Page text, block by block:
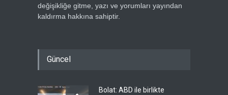
değişikliğe gitme, yazı ve yorumları yayından
kaldırma hakkına sahiptir.
Güncel
Bolat: ABD ile birlikte